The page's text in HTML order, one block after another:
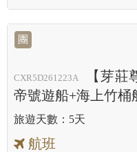
團
CXR5D261223A
【芽莊
帝號遊船+海上竹桶
5天
航班